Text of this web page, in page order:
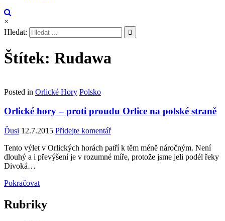
×
Hledat:
Štítek: Rudawa
Posted in Orlické Hory Polsko
Orlické hory – proti proudu Orlice na polské straně
Ďusi 12.7.2015 Přidejte komentář
Tento výlet v Orlických horách patří k těm méně náročným. Není
dlouhý a i převýšení je v rozumné míře, protože jsme jeli podél řeky
Divoká…
Pokračovat
Rubriky